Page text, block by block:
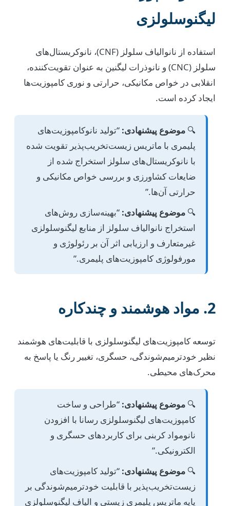
لیگنوسلولزی
استفاده از نانوالیاف سلولز (CNF)، نانوکریستال‌های
سلولز (CNC) و نانوذرات لیگنین به عنوان تقویت‌کننده،
انقلابی در خواص مکانیکی، حرارتی و نوری کامپوزیت‌ها
ایجاد کرده است.
🔍 موضوع پیشنهادی: “تولید نانوکامپوزیت‌های
پلیمری با ماتریس زیست‌تخریب‌پذیر تقویت شده
با نانوکریستال‌های سلولز استخراج شده از
ضایعات کشاورزی و بررسی خواص مکانیکی و
حرارتی آن‌ها.”
🔍 موضوع پیشنهادی: “بهینه‌سازی روش‌های
استخراج نانوالیاف سلولز از منابع لیگنوسلولزی
غیرمتعارف و ارزیابی اثر آن بر رئولوژی و
مورفولوژی کامپوزیت‌های پلیمری.”
2. مواد هوشمند و چندکاره
توسعه کامپوزیت‌های لیگنوسلولزی با قابلیت‌های هوشمند
نظیر خودترمیم‌شوندگی، حسگری، تغییر رنگ یا پاسخ به
محرک‌های محیطی.
🔍 موضوع پیشنهادی: “طراحی و ساخت
کامپوزیت‌های لیگنوسلولزی رسانا با افزودن
نانومواد کربنی برای کاربردهای حسگری و
الکترونیکی.”
🔍 موضوع پیشنهادی: “تولید کامپوزیت‌های
زیست‌تخریب‌پذیر با قابلیت خودترمیم‌شوندگی بر
پایه ماتریس پلیمری زیستی و الیاف لیگنوسلولزی